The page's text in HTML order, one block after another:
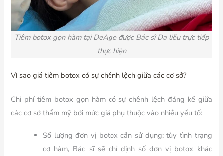
Tiêm botox gọn hàm tại DeAge được Bác sĩ Da liễu trực tiếp
thực hiện
Vì sao giá tiêm botox có sự chênh lệch giữa các cơ sở?
Chi phí tiêm botox gọn hàm có sự chênh lệch đáng kể giữa
các cơ sở thẩm mỹ bởi mức giá phụ thuộc vào nhiều yếu tố:
Số lượng đơn vị botox cần sử dụng: tùy tình trạng
cơ hàm, Bác sĩ sẽ chỉ định số đơn vị botox khác